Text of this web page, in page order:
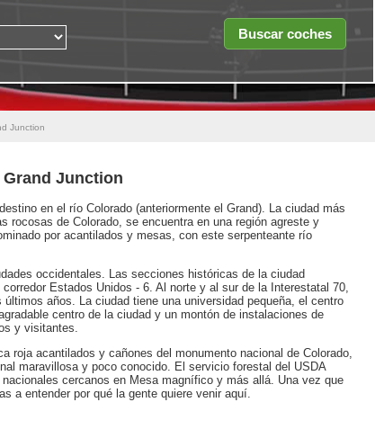
Junction
Junction
en el río Colorado (anteriormente el Grand). La ciudad más
rocosas de Colorado, se encuentra en una región agreste y
por acantilados y mesas, con este serpenteante río
occidentales. Las secciones históricas de la ciudad
Estados Unidos - 6. Al norte y al sur de la Interestatal 70,
años. La ciudad tiene una universidad pequeña, el centro
centro de la ciudad y un montón de instalaciones de
y visitantes.
roja acantilados y cañones del monumento nacional de Colorado,
maravillosa y poco conocido. El servicio forestal del USDA
cercanos en Mesa magnífico y más allá. Una vez que
a entender por qué la gente quiere venir aquí.